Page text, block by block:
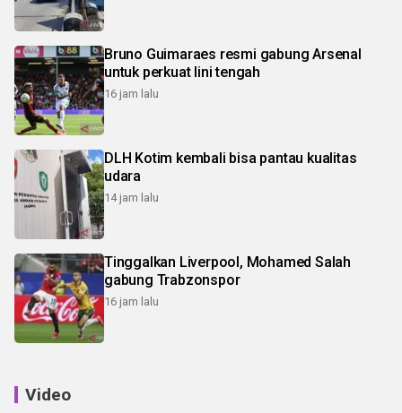
Bruno Guimaraes resmi gabung Arsenal
untuk perkuat lini tengah
16 jam lalu
DLH Kotim kembali bisa pantau kualitas
udara
14 jam lalu
Tinggalkan Liverpool, Mohamed Salah
gabung Trabzonspor
16 jam lalu
Video